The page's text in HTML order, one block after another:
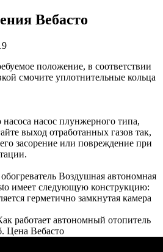
Вебасто
положение, в соответствии
смочите уплотнительные кольца
насос плунжерного типа,
выход отработанных газов так,
засорение или повреждение при
Воздушная автономная
имеет следующую конструкцию:
герметично замкнутая камера
работает автономный отопитель
Цена Вебасто